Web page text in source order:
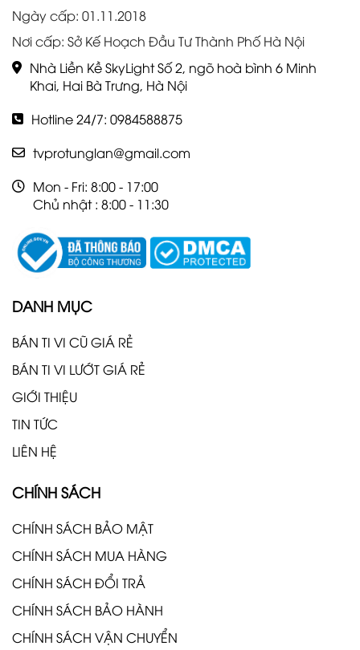
Ngày cấp: 01.11.2018
Nơi cấp: Sở Kế Hoạch Đầu Tư Thành Phố Hà Nội
Nhà Liền Kề SkyLight Số 2, ngõ hoà bình 6 Minh
Khai, Hai Bà Trưng, Hà Nội
Hotline 24/7: 0984588875
tvprotunglan@gmail.com
Mon - Fri: 8:00 - 17:00
Chủ nhật : 8:00 - 11:30
DANH MỤC
BÁN TI VI CŨ GIÁ RẺ
BÁN TI VI LƯỚT GIÁ RẺ
GIỚI THIỆU
TIN TỨC
LIÊN HỆ
CHÍNH SÁCH
CHÍNH SÁCH BẢO MẬT
CHÍNH SÁCH MUA HÀNG
CHÍNH SÁCH ĐỔI TRẢ
CHÍNH SÁCH BẢO HÀNH
CHÍNH SÁCH VẬN CHUYỂN